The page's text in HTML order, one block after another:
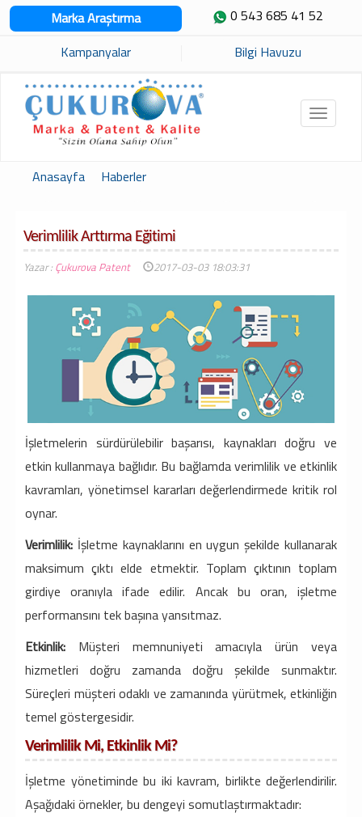
Marka Araştırma
0 543 685 41 52
Kampanyalar
Bilgi Havuzu
Toggle
Anasayfa Haberler
Verimlilik Arttırma Eğitimi
Yazar : Çukurova Patent 2017-03-03 18:03:31
İşletmelerin sürdürülebilir başarısı, kaynakları doğru ve
etkin kullanmaya bağlıdır. Bu bağlamda verimlilik ve etkinlik
kavramları, yönetimsel kararları değerlendirmede kritik rol
oynar.
Verimlilik: İşletme kaynaklarını en uygun şekilde kullanarak
maksimum çıktı elde etmektir. Toplam çıktının toplam
girdiye oranıyla ifade edilir. Ancak bu oran, işletme
performansını tek başına yansıtmaz.
Etkinlik: Müşteri memnuniyeti amacıyla ürün veya
hizmetleri doğru zamanda doğru şekilde sunmaktır.
Süreçleri müşteri odaklı ve zamanında yürütmek, etkinliğin
temel göstergesidir.
Verimlilik Mi, Etkinlik Mi?
İşletme yönetiminde bu iki kavram, birlikte değerlendirilir.
Aşağıdaki örnekler, bu dengeyi somutlaştırmaktadır: